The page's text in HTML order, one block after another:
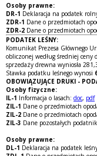
Osoby prawne:
DR-1 Deklaracja na podatek
ZDR-1 Dane o przedmiotach
ZDR-2 Dane o przedmiotach
PODATEK LEŚNY:
Komunikat Prezesa Głównego
obliczonej według średniej
sprzedaży drewna wyniosła
Stawka podatku leśnego wynosi
OBOWIĄZUJĄCE DRUKI -
Osoby fizyczne:
IL-1 Informacja o lasach: doc, pdf
ZIL-1 Dane o przedmiotach
ZIL-2 Dane o przedmiotach
ZIL-3 Dane pozostałych
Osoby prawne:
DL-1 Deklaracja na podatek